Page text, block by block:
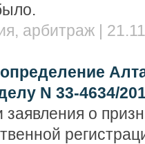
арбитраж |
N 33-4634/
заявления о